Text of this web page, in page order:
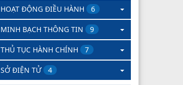
HOẠT ĐỘNG ĐIỀU HÀNH 6
MINH BẠCH THÔNG TIN 9
THỦ TỤC HÀNH CHÍNH 7
SỞ ĐIỆN TỬ 4